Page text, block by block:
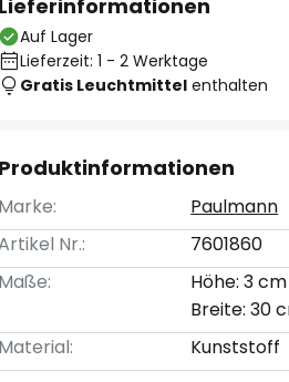
Lieferinformationen
Auf Lager
Lieferzeit: 1 - 2 Werktage
Gratis Leuchtmittel enthalten
Produktinformationen
Marke:
Paulmann
Nr.:
7601860
Maße:
Höhe: 3 cm
Breite: 30
Material:
Kunststoff